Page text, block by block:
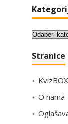
K
t
g
i
Stranice
KvizBOX
O nama